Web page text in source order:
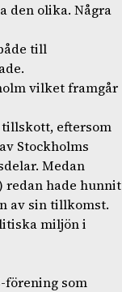
den olika. Några
till
vilket framgår
eftersom
Stockholms
Medan
redan hade hunnit
av sin tillkomst.
miljön i
förening som